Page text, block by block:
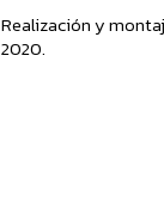
Realización y
2020.